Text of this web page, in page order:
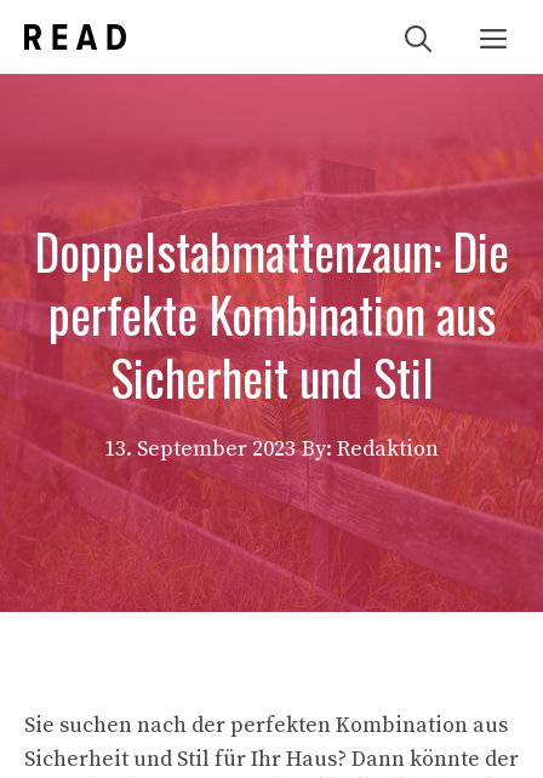
Inhalt
springen
Doppelstabmattenzaun: Die
perfekte Kombination aus
Sicherheit und Stil
13. September 2023 By: Redaktion
Sie suchen nach der perfekten Kombination aus
Sicherheit und Stil für Ihr Haus? Dann könnte der